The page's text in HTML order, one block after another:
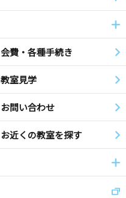
会費・各種手続き
教室見学
お問い合わせ
お近くの教室を探す